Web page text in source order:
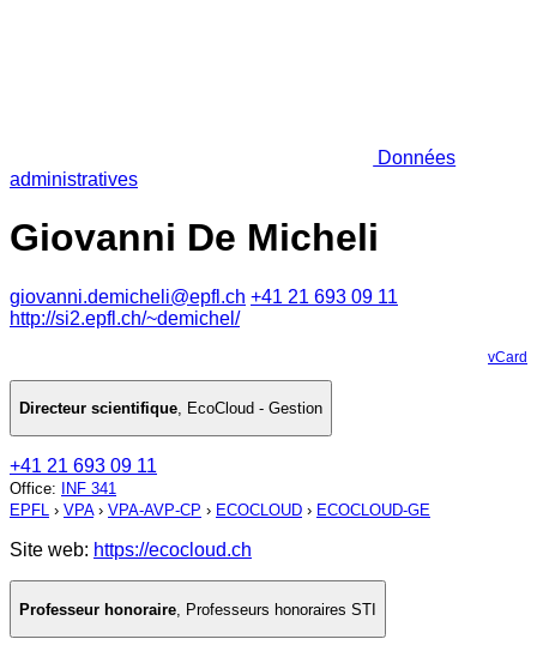
Données
administratives
Giovanni De Micheli
giovanni.demicheli@epfl.ch +41 21 693 09 11
http://si2.epfl.ch/~demichel/
vCard
Directeur scientifique, EcoCloud - Gestion
+41 21 693 09 11
Office:
INF 341
EPFL › VPA› VPA-AVP-CP › ECOCLOUD › ECOCLOUD-GE
Site web: https://ecocloud.ch
Professeur honoraire Professeurs honoraires STI